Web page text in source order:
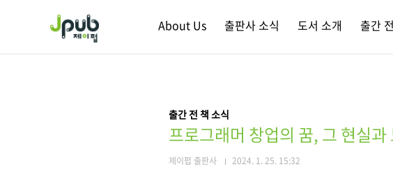
About Us 출판사 소식 도서 소개 출간
출간 전 책 소식
프로그래머 창업의 꿈, 그 현실과
제이펍 출판사 2024. 1. 25. 15:32